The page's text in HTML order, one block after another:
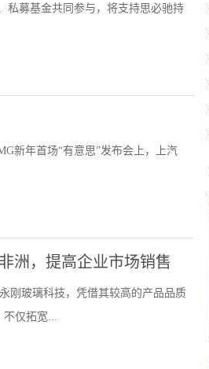
私募基金共同参与，将支持思必驰持
新年首场“有意思”发布会上，上汽
洲，提高企业市场销售
刚玻璃科技，凭借其较高的产品品质
不仅拓宽...